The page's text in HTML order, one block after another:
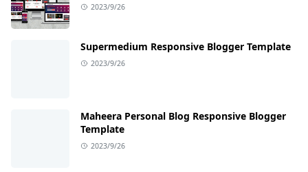
2023/9/26
Supermedium Responsive Blogger Template
2023/9/26
Maheera Personal Blog Responsive Blogger
Template
2023/9/26